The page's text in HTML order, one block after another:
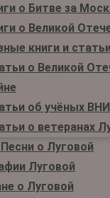
о Битве за
о Великой
книги и статьи
о Великой
об учёных
о ветеранах
о Луговой
Луговой
о Луговой